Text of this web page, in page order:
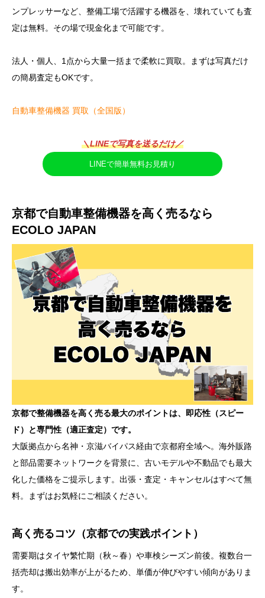
ンプレッサーなど、整備工場で活躍する機器を、壊れていても査
定は無料。その場で現金化まで可能です。
法人・個人、1点から大量一括まで柔軟に買取。まずは写真だけ
の簡易査定もOKです。
自動車整備機器 買取（全国版）
＼LINEで写真を送るだけ／
LINEで簡単無料お見積り
京都で自動車整備機器を高く売るなら
ECOLO JAPAN
京都で整備機器を高く売る最大のポイントは、即応性（スピー
ド）と専門性（適正査定）です。
大阪拠点から名神・京滋バイパス経由で京都府全域へ。海外販路
と部品需要ネットワークを背景に、古いモデルや不動品でも最大
化した価格をご提示します。出張・査定・キャンセルはすべて無
料。まずはお気軽にご相談ください。
高く売るコツ（京都での実践ポイント）
需要期はタイヤ繁忙期（秋～春）や車検シーズン前後。複数台一
括売却は搬出効率が上がるため、単価が伸びやすい傾向がありま
す。